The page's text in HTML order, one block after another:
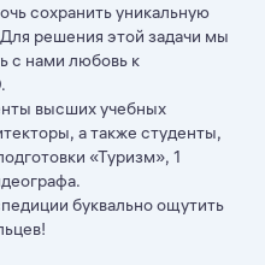
сохранить уникальную
решения этой задачи мы
с нами любовь к
высших учебных
а также студенты,
«Туризм», 1
буквально ощутить